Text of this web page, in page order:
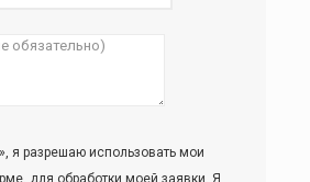
я разрешаю использовать мои
для обработки моей заявки. Я